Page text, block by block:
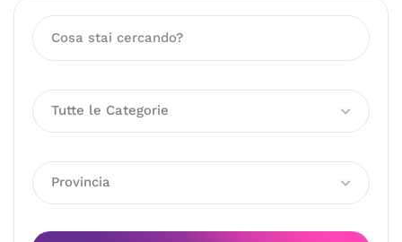
Tutte le Categorie
Provincia